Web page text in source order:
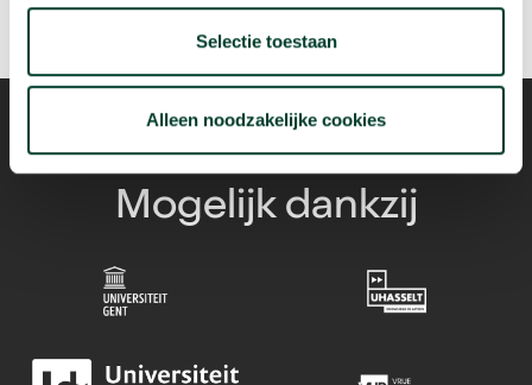
Selectie toestaan
Alleen noodzakelijke cookies
Mogelijk dankzij